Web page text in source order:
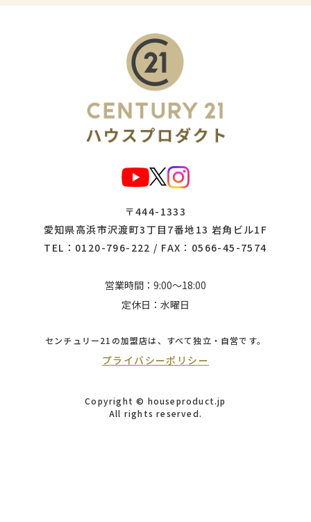
〒444-1333
愛知県高浜市沢渡町3丁目7番地13 岩角ビル1F
TEL： 0120-796-222 / FAX：0566-45-7574
営業時間：9:00～18:00
定休日：水曜日
センチュリー21の加盟店は、 すべて独立・自営です。
プライバシーポリシー
Copyright © houseproduct.jp
All rights reserved.